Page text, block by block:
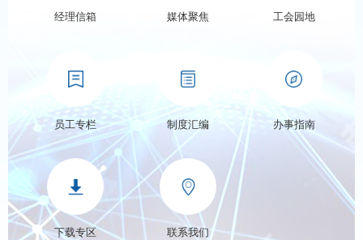
经理信箱 媒体聚焦 工会园地
员工专栏 制度汇编 办事指南
下载专区 联系我们